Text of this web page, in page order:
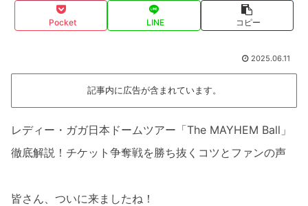
Pocket LINE コピー
2025.06.11
記事内に広告が含まれています。
レディー・ガガ日本ドームツアー「The MAYHEM Ball」
徹底解説！チケット争奪戦を勝ち抜くコツとファンの声
皆さん、ついに来ましたね！